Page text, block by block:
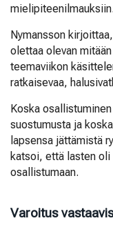
mielipiteenilmauksiin.
Nymansson
olettaa olevan
teemaviikon
ratkaisevaa,
Koska
suostumusta ja
lapsensa jättämistä
katsoi, että lasten
osallistumaan.
Varoitus